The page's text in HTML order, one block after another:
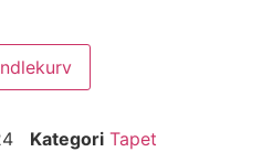
Kategori Tapet